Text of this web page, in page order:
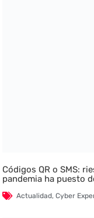
Códigos QR o SMS:
pandemia ha puesto
Actualidad,Cyber